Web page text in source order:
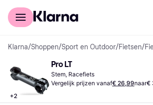
Voor shoppers
Klarna/Shoppen/Sport en Outdoor/Fietsen/
+2
Pro LT
Stem, Racefiets
Vergelijk prijzen vanaf€ 26,99naar€